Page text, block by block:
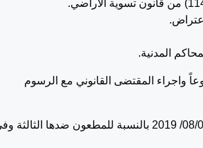
المدنية.
المقتضى القانوني مع الرسوم
لم يتقدم المطعون ضدهم بلائحة جوابية رغم تبلغهم لائحة الاستئناف في 08/04/ 2019 بالنسبة للمطعون ضدها